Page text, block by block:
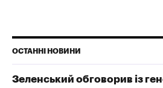
ОСТАННІ НОВИНИ
Зеленський обговорив із